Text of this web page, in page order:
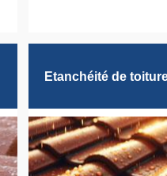
Etanchéité de